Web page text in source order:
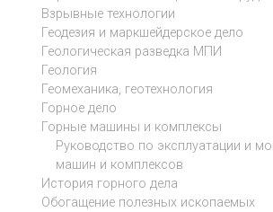
Взрывные технологии
Геодезия и маркшейдерское дело
Геологическая разведка МПИ
Геология
Геомеханика, геотехнология
Горное дело
Горные машины и комплексы
Руководство по эксплуатации и
машин и комплексов
История горного дела
Обогащение полезных ископаемых